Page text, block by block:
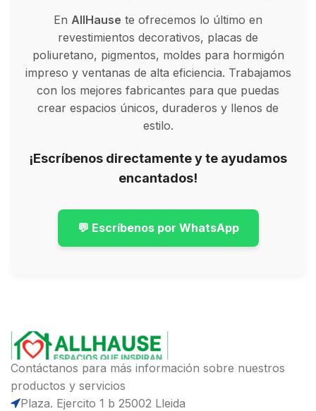
En AllHause te ofrecemos lo último en
revestimientos decorativos, placas de
poliuretano, pigmentos, moldes para hormigón
impreso y ventanas de alta eficiencia. Trabajamos
con los mejores fabricantes para que puedas
crear espacios únicos, duraderos y llenos de
estilo.
¡Escríbenos directamente y te ayudamos
encantados!
💬 Escríbenos por WhatsApp
Contáctanos para más información sobre nuestros
productos y servicios
Plaza. Ejercito 1 b 25002 Lleida